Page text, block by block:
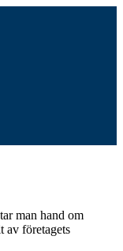
man hand om
av företagets